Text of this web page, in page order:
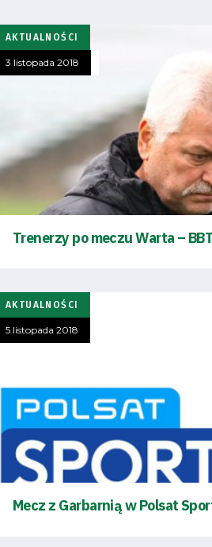
AKTUALNOŚCI
3 listopada 2018
Trenerzy po meczu Warta –
AKTUALNOŚCI
5 listopada 2018
Mecz z Garbarnią w Polsat